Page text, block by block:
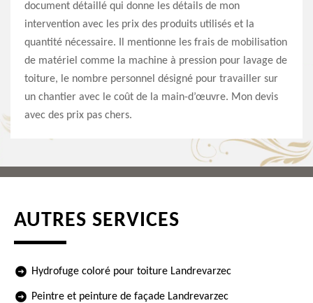
document détaillé qui donne les détails de mon
intervention avec les prix des produits utilisés et la
quantité nécessaire. Il mentionne les frais de mobilisation
de matériel comme la machine à pression pour lavage de
toiture, le nombre personnel désigné pour travailler sur
un chantier avec le coût de la main-d’œuvre. Mon devis
avec des prix pas chers.
AUTRES SERVICES
Hydrofuge coloré pour toiture Landrevarzec
Peintre et peinture de façade Landrevarzec